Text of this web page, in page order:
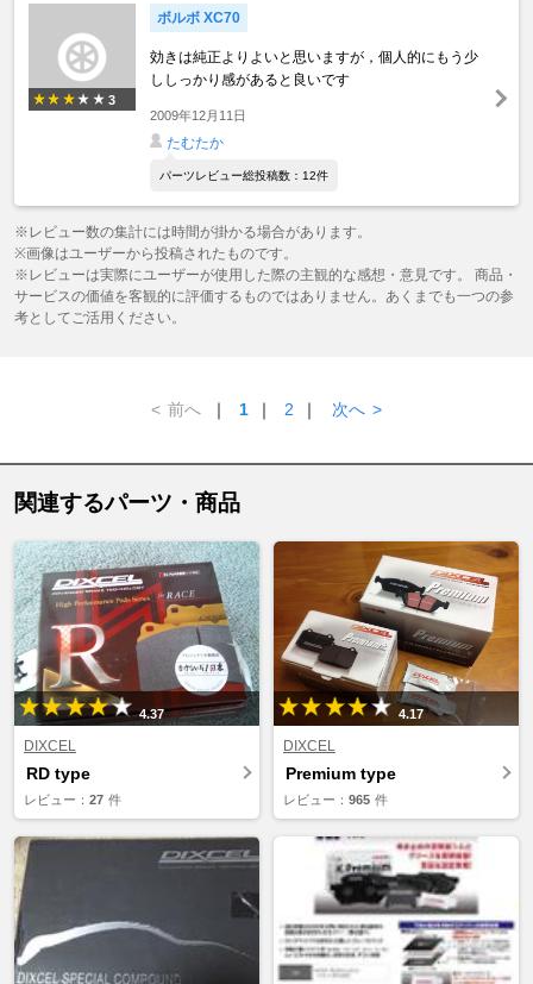
3
ボルボ XC70
効きは純正よりよいと思いますが，個人的にもう少
ししっかり感があると良いです
2009年12月11日
たむたか
パーツレビュー総投稿数：12件
※レビュー数の集計には時間が掛かる場合があります。
※画像はユーザーから投稿されたものです。
※レビューは実際にユーザーが使用した際の主観的な感想・意見です。 商品・
サービスの価値を客観的に評価するものではありません。あくまでも一つの参
考としてご活用ください。
< 前へ ｜ 1 ｜ 2 ｜ 次へ >
関連するパーツ・商品
4.37
DIXCEL
RD type
レビュー： 27 件
4.17
DIXCEL
Premium type
レビュー： 965 件